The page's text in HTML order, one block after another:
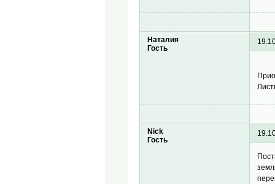
Наталия
Гость
Nick
Гость